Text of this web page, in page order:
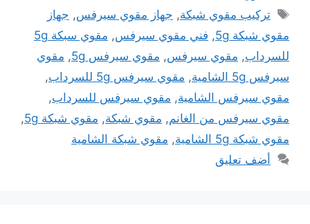
الوسوم
تركيب مقوي شبكة, جهاز مقوي سيرفس, جهاز
مقوي شبكة 5g
, فني مقوي سيرفس,
مقوي سبكة 5g
للسرداب, مقوي سيرفس, مقوي سيرفس 5g , مقوي
سيرفس 5g الشامية
, مقوي سيرفس 5g للسرداب
,
مقوي سيرفس الشامية, مقوي سيرفس للسرداب,
مقوي سيرفس من الغانم, مقوي شبكة, مقوي شبكة 5g
,
مقوي شبكة 5g الشامية
, مقوي شبكة الشامية
أضف تعليق